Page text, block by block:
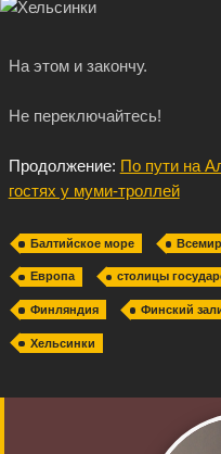
На этом и закончу.
Не переключайтесь!
Продолжение: По пути на
гостях у муми-троллей
Балтийское море
Европа столицы
Финляндия Финский
Хельсинки